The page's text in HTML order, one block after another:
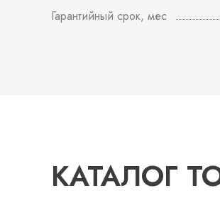
Гарантийный срок, мес
КАТАЛОГ